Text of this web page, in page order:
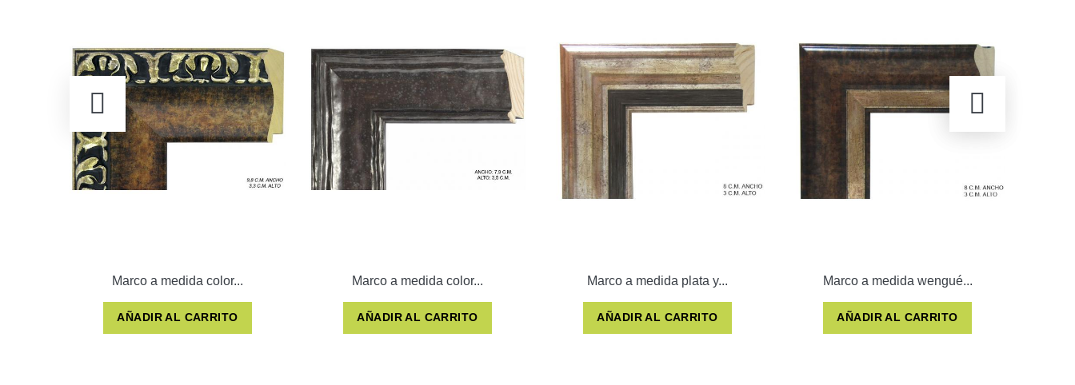
Marco a medida color...
AÑADIR AL CARRITO
Marco a medida color...
AÑADIR AL CARRITO
Marco a medida plata y...
AÑADIR AL CARRITO
Marco a medida wengué...
AÑADIR AL CARRITO